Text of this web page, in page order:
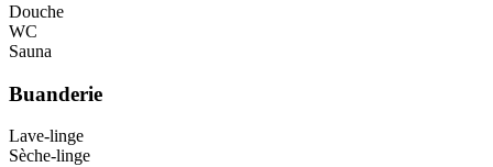
Douche
WC
Sauna
Buanderie
Lave-linge
Sèche-linge